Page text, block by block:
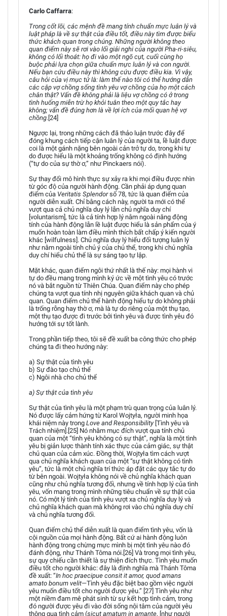
Carlo Caffarra:
Trong cốt lõi, các mệnh đề mang tính chuẩn mực luân lý và
luật pháp là về sự thật của điều tốt, điều này tìm được biểu
thức khách quan trong chúng. Những người không theo
quan điểm này sẽ rơi vào lối giải nghi của người Pha-ri-siêu,
không có lối thoát: họ đi vào một ngõ cụt, cuối cùng họ
buộc phải lựa chọn giữa chuẩn mực luân lý và con người.
Nếu bạn cứu điều này thì không cứu được điều kia. Vì vậy,
câu hỏi của vị mục tử là: làm thế nào tôi có thể hướng dẫn
các cặp vợ chồng sống tình yêu vợ chồng của họ một cách
chân thật? Vấn đề không phải là liệu vợ chồng có ở trong
tình huống miễn trừ họ khỏi tuân theo một quy tắc hay
không; vấn đề đúng hơn là về lợi ích của mối quan hệ vợ
chồng.[24]
Ngược lại, trong những cách đã thảo luận trước đây để
đóng khung cách tiếp cận luân lý của người ta, lề luật được
coi là một gánh nặng bên ngoài cản trở tự do, trong khi tự
do được hiểu là một khoảng trống không có định hướng
(“tự do của sự thờ ơ,” như Pinckaers nói).
Sự thay đổi mô hình thực sự xảy ra khi mọi điều được nhìn
từ góc độ của người hành động. Cần phải áp dụng quan
điểm của Veritatis Splendorsố 78, tức là quan điểm của
người diễn xuất. Chỉ bằng cách này, người ta mới có thể
vượt qua cả chủ nghĩa duy lý lẫn chủ nghĩa duy chí
[voluntarism], tức là cả tính hợp lý nằm ngoài năng động
tính của hành động lẫn lề luật được hiểu là sản phẩm của ý
muốn hoàn toàn làm điều mình thích bất chấp ý kiến người
khác [wilfulness]. Chủ nghĩa duy lý hiểu đối tượng luân lý
như nằm ngoài tính chủ ý của chủ thể, trong khi chủ nghĩa
duy chí hiểu chủ thể là sự sáng tạo tự lập.
Mặt khác, quan điểm ngôi thứ nhất là thế này: mọi hành vi
tự do đều mang trong mình ký ức về một tình yêu có trước
nó và bắt nguồn từ Thiên Chúa. Quan điểm này cho phép
chúng ta vượt qua tính nhị nguyên giữa khách quan và chủ
quan. Quan điểm chủ thể hành động hiểu tự do không phải
là trống rỗng hay thờ ơ, mà là tự do riêng của một thụ tạo,
một thụ tạo được đi trước bởi tình yêu và được tình yêu đó
hướng tới sự tốt lành.
Trong phần tiếp theo, tôi sẽ đề xuất ba công thức cho phép
chúng ta đi theo hướng này:
a) Sự thật của tình yêu
b) Sự đào tạo chủ thể
c) Ngôi nhà cho chủ thể
a) Sự thật của tình yêu
Sự thật của tình yêu là một phạm trù quan trọng của luân lý.
Nó được lấy cảm hứng từ Karol Wojtyła, người minh họa
khái niệm này trong Love and Responsibility [Tình yêu và
Trách nhiệm].[25] Nó nhằm mục đích vượt qua tính chủ
quan của một “tình yêu không có sự thật”, nghĩa là một tình
yêu bị giản lược thành tính xác thực của cảm giác, sự thật
chủ quan của cảm xúc. Đồng thời, Wojtyła tìm cách vượt
qua chủ nghĩa khách quan của một “sự thật không có tình
yêu”, tức là một chủ nghĩa trí thức áp đặt các quy tắc tự do
từ bên ngoài. Wojtyła không nói về chủ nghĩa khách quan
cũng như chủ nghĩa tương đối, nhưng về tính hợp lý của tình
yêu, vốn mang trong mình những tiêu chuẩn về sự thật của
nó. Có một lý tính của tình yêu vượt xa chủ nghĩa duy lý và
chủ nghĩa khách quan mà không rơi vào chủ nghĩa duy chí
và chủ nghĩa tương đối.
Quan điểm chủ thể diễn xuất là quan điểm tình yêu, vốn là
cội nguồn của mọi hành động. Bất cứ ai hành động luôn
hành động trong chừng mực mình bị một tình yêu nào đó
đánh động, như Thánh Tôma nói.[26] Và trong mọi tình yêu,
sự quy chiếu cần thiết là sự thiện đích thực. Tình yêu muốn
điều tốt cho người khác: đây là định nghĩa mà Thánh Tôma
đề xuất: “In hoc praecipue consit it amor, quod amans
amato bonum velit—Tình yêu đặc biệt bao gồm việc người
yêu muốn điều tốt cho người được yêu.” [27] Tình yêu như
một niềm đam mê phát sinh từ sự kết hợp tình cảm, trong
đó người được yêu đi vào đời sống nội tâm của người yêu
thông qua tình cảm (sicut amatum in amante, [như người